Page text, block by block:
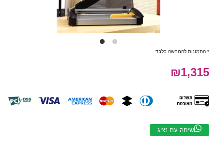
* התמונות להמחשה בלבד
₪1,315
שיחה עם נציג